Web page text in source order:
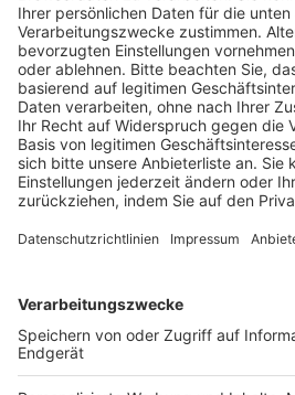
Trainerausbildung
Schulungsangebot Vereinsmitarbeiter
BFV-Geschäftsstellen
Trainerbörse
Login SpielPlus
FOLGE DEM BFV
TOP-VEREINE